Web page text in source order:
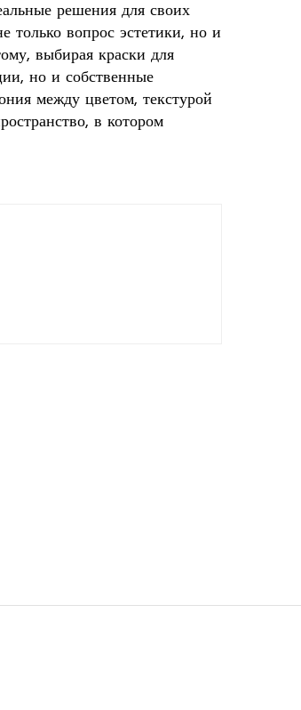
решения для своих
только вопрос эстетики, но и
выбирая краски для
но и собственные
между цветом, текстурой
в котором